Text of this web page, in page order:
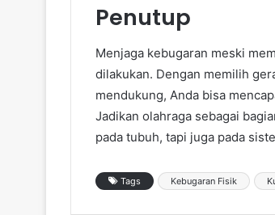
Penutup
Menjaga kebugaran meski
dilakukan. Dengan memilih
mendukung, Anda bisa
Jadikan olahraga sebagai
pada tubuh, tapi juga pada
Tags Kebugaran Fisik